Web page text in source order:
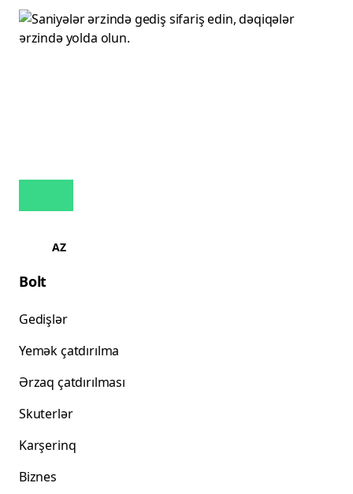
AZ
Bolt
Gedişlər
Yemək çatdırılma
Ərzaq çatdırılması
Skuterlər
Karşerinq
Biznes